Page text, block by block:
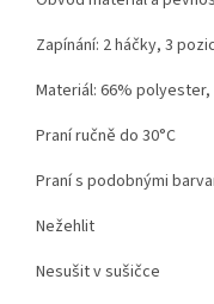
Zapínání: 2 háčky, 3
Materiál: 66%
Praní ručně do 30°C
Praní s podobnými
Nežehlit
Nesušit v sušičce